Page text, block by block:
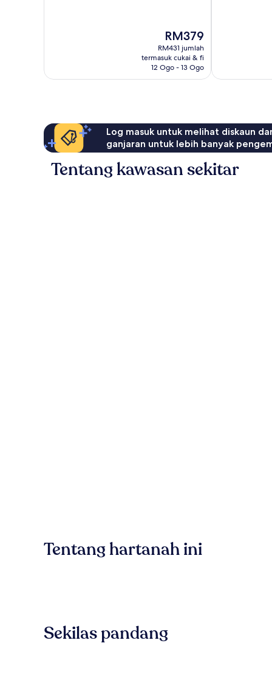
Harga
ialah
RM379
RM379
RM431 jumlah
termasuk cukai & fi
12 Ogo - 13 Ogo
Log masuk untuk melihat diskaun
ganjaran untuk lebih banyak
Tentang kawasan sekitar
Tentang hartanah ini
Sekilas pandang